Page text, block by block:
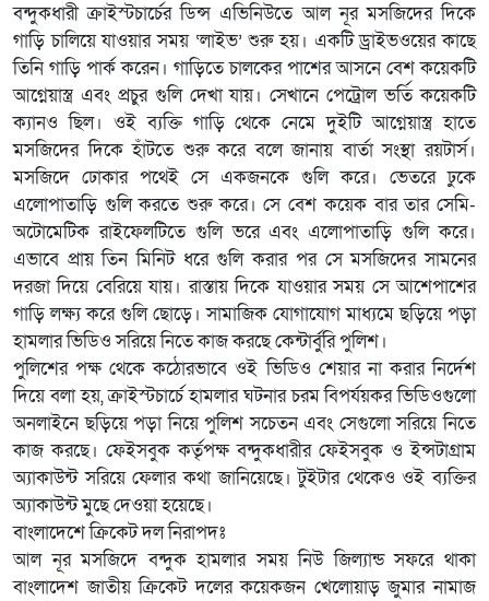
বন্দুকধারী ক্রাইস্টচার্চের ডিন্স এভিনিউতে আল নূর মসজিদের দিকে
গাড়ি চালিয়ে যাওয়ার সময় ‘লাইভ’ শুরু হয়। একটি ড্রাইভওয়ের কাছে
তিনি গাড়ি পার্ক করেন। গাড়িতে চালকের পাশের আসনে বেশ কয়েকটি
আগ্নেয়াস্ত্র এবং প্রচুর গুলি দেখা যায়। সেখানে পেট্রোল ভর্তি কয়েকটি
ক্যানও ছিল। ওই ব্যক্তি গাড়ি থেকে নেমে দুইটি আগ্নেয়াস্ত্র হাতে
মসজিদের দিকে হাঁটতে শুরু করে বলে জানায় বার্তা সংস্থা রয়টার্স।
মসজিদে ঢোকার পথেই সে একজনকে গুলি করে। ভেতরে ঢুকে
এলোপাতাড়ি গুলি করতে শুরু করে। সে বেশ কয়েক বার তার সেমি-
অটোমেটিক রাইফেলটিতে গুলি ভরে এবং এলোপাতাড়ি গুলি করে।
এভাবে প্রায় তিন মিনিট ধরে গুলি করার পর সে মসজিদের সামনের
দরজা দিয়ে বেরিয়ে যায়। রাস্তায় দিকে যাওয়ার সময় সে আশেপাশের
গাড়ি লক্ষ্য করে গুলি ছোড়ে। সামাজিক যোগাযোগ মাধ্যমে ছড়িয়ে পড়া
হামলার ভিডিও সরিয়ে নিতে কাজ করছে কেন্টার্বুরি পুলিশ।
পুলিশের পক্ষ থেকে কঠোরভাবে ওই ভিডিও শেয়ার না করার নির্দেশ
দিয়ে বলা হয়, ক্রাইস্টচার্চে হামলার ঘটনার চরম বিপর্যয়কর ভিডিওগুলো
অনলাইনে ছড়িয়ে পড়া নিয়ে পুলিশ সচেতন এবং সেগুলো সরিয়ে নিতে
কাজ করছে। ফেইসবুক কর্তৃপক্ষ বন্দুকধারীর ফেইসবুক ও ইন্সটাগ্রাম
অ্যাকাউন্ট সরিয়ে ফেলার কথা জানিয়েছে। টুইটার থেকেও ওই ব্যক্তির
অ্যাকাউন্ট মুছে দেওয়া হয়েছে।
বাংলাদেশে ক্রিকেট দল নিরাপদঃ
আল নূর মসজিদে বন্দুক হামলার সময় নিউ জিল্যান্ড সফরে থাকা
বাংলাদেশ জাতীয় ক্রিকেট দলের কয়েকজন খেলোয়াড় জুমার নামাজ